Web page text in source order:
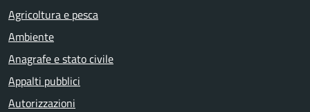
Agricoltura e pesca
Ambiente
Anagrafe e stato civile
Appalti pubblici
Autorizzazioni